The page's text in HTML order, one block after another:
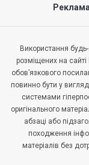
Використання
розміщених на
обов’язкового
повинно бути у
системами
оригінального
абзаці або
походження
матеріалів без